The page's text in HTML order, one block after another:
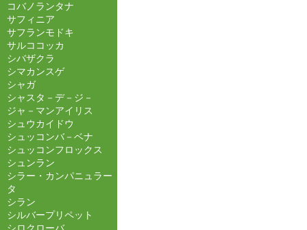
コバノランタナ
サフィニア
サフランモドキ
サルココッカ
シバザクラ
シマカンスゲ
シャガ
シャスタ－デ－ジ－
ジャ－マンアイリス
シュウカイドウ
シュッコンバ－ベナ
シュッコンフロックス
シュンラン
シラー・カンパニュラー
タ
シラン
シルバープリペット